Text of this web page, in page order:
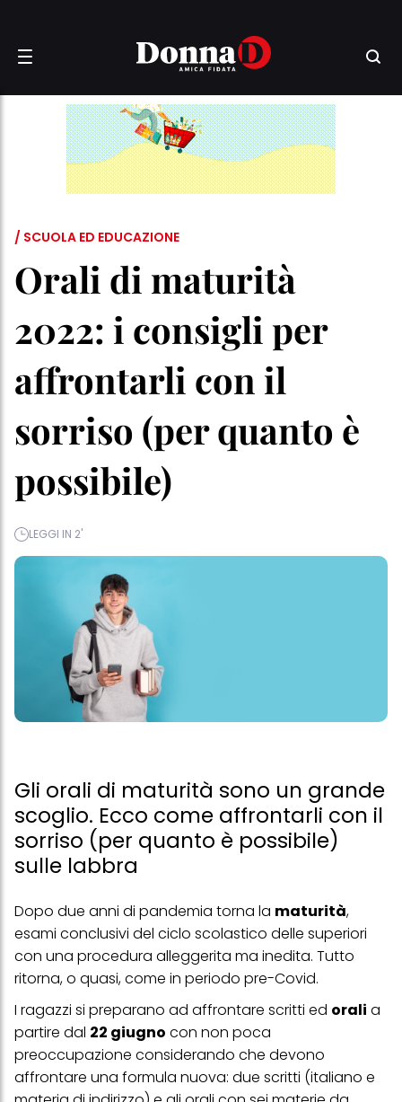
/ SCUOLA ED EDUCAZIONE
Orali di maturità
2022: i consigli per
affrontarli con il
sorriso (per quanto è
possibile)
LEGGI IN 2'
Gli orali di maturità sono un grande
scoglio. Ecco come affrontarli con il
sorriso (per quanto è possibile)
sulle labbra
Dopo due anni di pandemia torna la maturità,
esami conclusivi del ciclo scolastico delle superiori
con una procedura alleggerita ma inedita. Tutto
ritorna, o quasi, come in periodo pre-Covid.
I ragazzi si preparano ad affrontare scritti ed orali a
partire dal 22 giugno con non poca
preoccupazione considerando che devono
affrontare una formula nuova: due scritti (italiano e